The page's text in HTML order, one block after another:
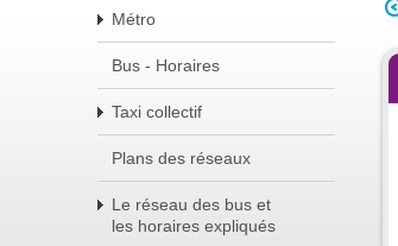
Métro
Bus - Horaires
Taxi collectif
Plans des réseaux
Le réseau des bus et
les horaires expliqués